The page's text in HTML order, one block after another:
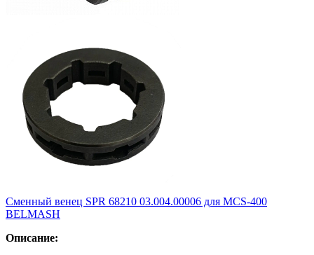
Сменный венец SPR 68210 03.004.00006 для MCS-400
BELMASH
Описание: